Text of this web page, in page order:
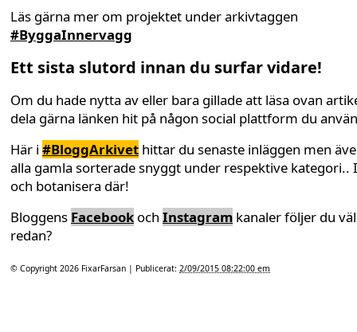
Läs gärna mer om projektet under arkivtaggen
#ByggaInnervagg
Ett sista slutord innan du surfar vidare!
Om du hade nytta av eller bara gillade att läsa ovan
dela gärna länken hit på någon social plattform du
Här i #BloggArkivet hittar du senaste inläggen men
alla gamla sorterade snyggt under respektive kategori..
och botanisera där!
Bloggens Facebookoch Instagram kanaler följer du väl
redan?
© Copyright 2026 FixarFarsan | Publicerat: 2/09/2015 08:22:00 em